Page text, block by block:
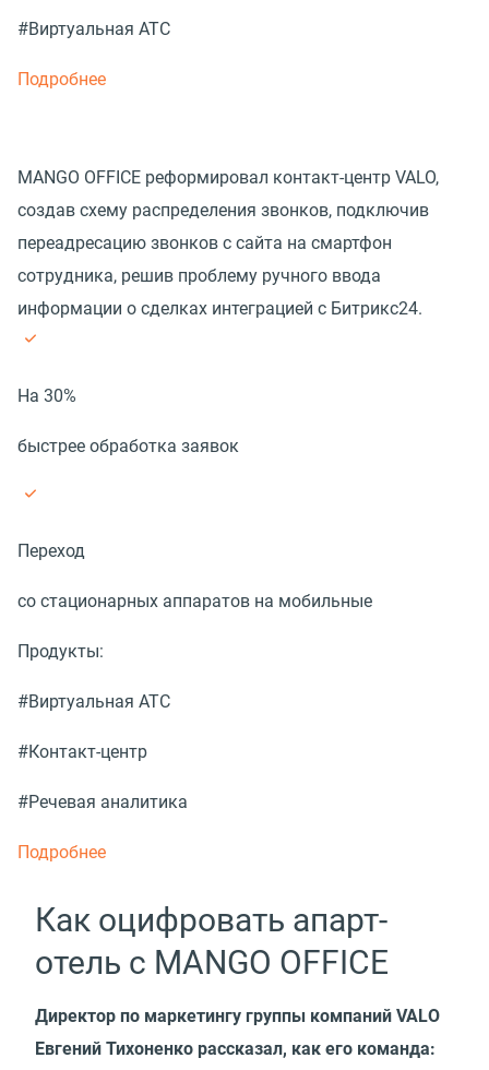
#Виртуальная АТС
Подробнее
MANGO OFFICE реформировал контакт-центр VALO,
создав схему распределения звонков, подключив
переадресацию звонков с сайта на смартфон
сотрудника, решив проблему ручного ввода
информации о сделках интеграцией с Битрикс24.
На 30%
быстрее обработка заявок
Переход
со стационарных аппаратов на мобильные
Продукты:
#Виртуальная АТС
#Контакт-центр
#Речевая аналитика
Подробнее
Как оцифровать апарт-
отель с MANGO OFFICE
Директор по маркетингу группы компаний VALO
Евгений Тихоненко рассказал, как его команда: